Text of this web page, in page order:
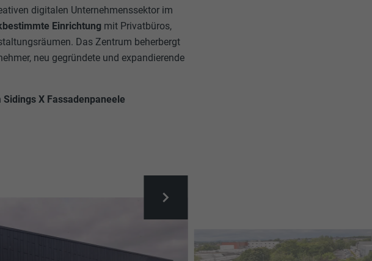
digitalen Unternehmenssektor im
Einrichtung mit Privatbüros,
Das Zentrum beherbergt
neu gegründete und expandierende
Sidings X Fassadenpaneele